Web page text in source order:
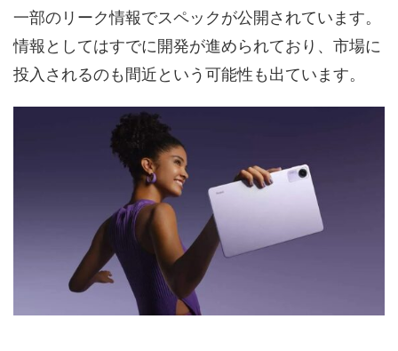
一部のリーク情報でスペックが公開されています。
情報としてはすでに開発が進められており、市場に
投入されるのも間近という可能性も出ています。